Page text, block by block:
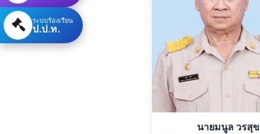
นายมนูล วรสุข
ระบบร้องเรียน
ป.ป.ท.